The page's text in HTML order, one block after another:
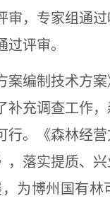
审，专家组通
评审。
编制技术方
补充调查工作
。《森林经
落实提质、
为博州国有林